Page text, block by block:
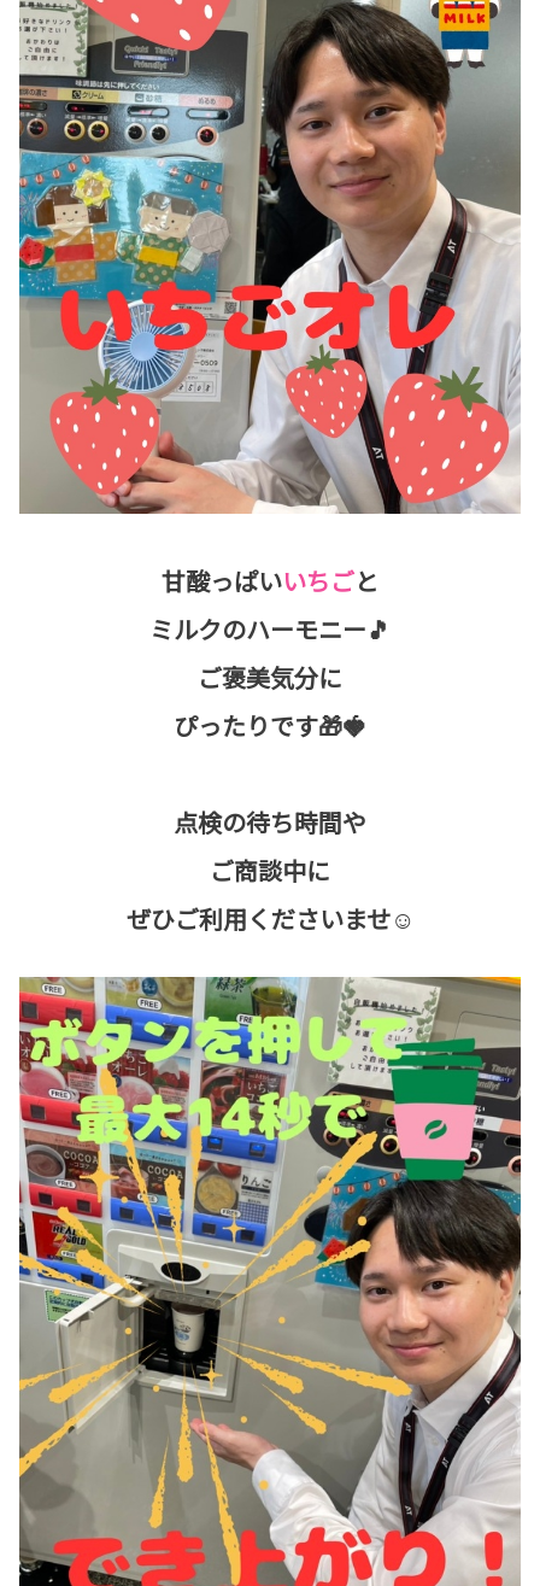
甘酸っぱいいちごと
ミルクのハーモニー🎵
ご褒美気分に
ぴったりです🎁🍓
点検の待ち時間や
ご商談中に
ぜひご利用くださいませ☺️